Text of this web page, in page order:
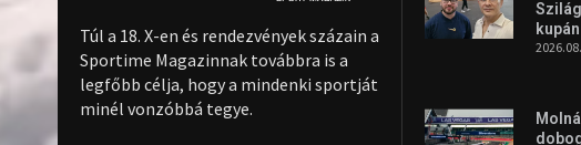
Túl a 18. X-en és rendezvények százain a
Sportime Magazinnak továbbra is a
legfőbb célja, hogy a mindenki sportját
minél vonzóbbá tegye.
kupán